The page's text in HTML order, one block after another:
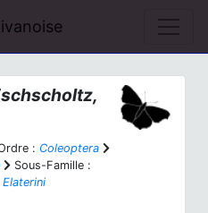
: Coleoptera
Sous-Famille :
Elaterini